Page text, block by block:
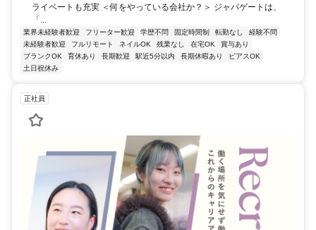
ライベートも充実 ＜何をやっている会社か？＞ ジャパゲートは、
「...
業界未経験者歓迎 フリーター歓迎 学歴不問 固定時間制 転勤なし
経験不問
未経験者歓迎
フルリモート ネイルOK 残業なし 在宅OK
賞与あり
ブランクOK
育休あり 長期歓迎 駅近5分以内 長期休暇あり
ピアスOK
土日祝休み
正社員